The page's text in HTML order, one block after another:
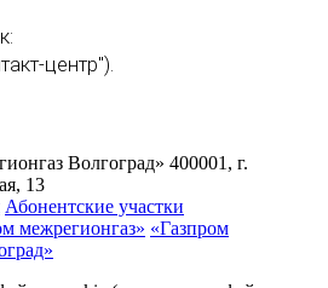
центр").
Волгоград» 400001, г.
13
Абонентские участки
межрегионгаз» «Газпром